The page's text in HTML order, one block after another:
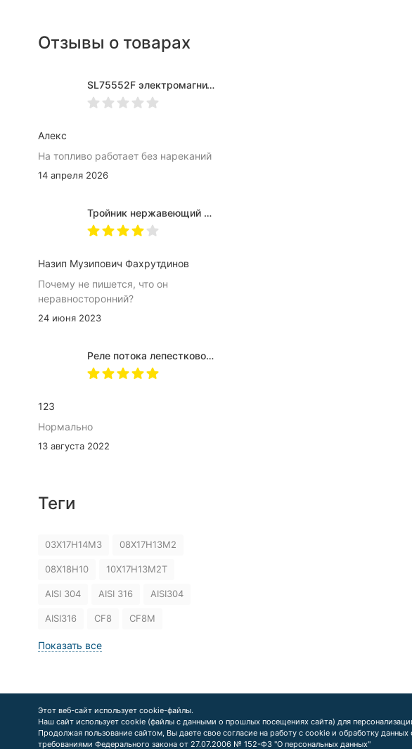
Отзывы о товарах
SL75552F электромагнитный клапан для нефтепродуктов Ду20
Алекс
На топливо работает без нареканий
14 апреля 2026
Тройник нержавеющий Ду8-50 AISI304
Назип Музипович Фахрутдинов
Почему не пишется, что он
неравносторонний?
24 июня 2023
Реле потока лепестковое ДР-П-03
123
Нормально
13 августа 2022
Теги
03Х17Н14М3 08Х17Н13М2
08Х18Н10 10Х17Н13М2Т
AISI 304 AISI 316 AISI304
AISI316 CF8 CF8M
Показать все
Этот веб-сайт использует cookie-файлы.
Наш сайт использует cookie (файлы с данными о прошлых посещениях сайта) для
Продолжая пользование сайтом, Вы даете свое согласие на работу с cookie и обработку
требованиями Федерального закона от 27.07.2006 № 152-Ф3 "О персональных данных"